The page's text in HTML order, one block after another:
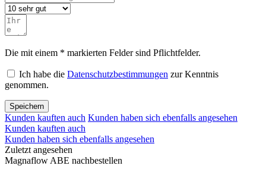
Die mit einem * markierten Felder sind Pflichtfelder.
Ich habe die Datenschutzbestimmungen zur Kenntnis
genommen.
Speichern
Kunden kauften auch Kunden haben sich ebenfalls angesehen
Kunden kauften auch
Kunden haben sich ebenfalls angesehen
Zuletzt angesehen
Magnaflow ABE nachbestellen